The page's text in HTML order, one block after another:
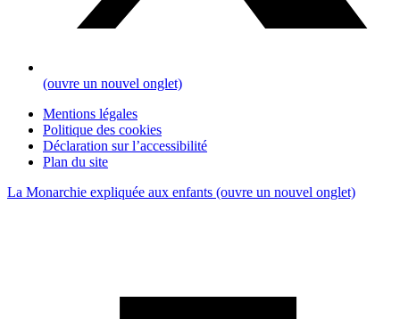
(ouvre un nouvel onglet)
Mentions légales
Politique des cookies
Déclaration sur l’accessibilité
Plan du site
La Monarchie expliquée aux enfants (ouvre un nouvel onglet)